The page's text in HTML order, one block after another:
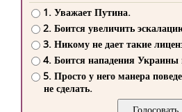
1. Уважает Путина.
2. Боится увеличить
3. Никому не дает такие
4. Боится нападения
5. Просто у него манера
не сделать.